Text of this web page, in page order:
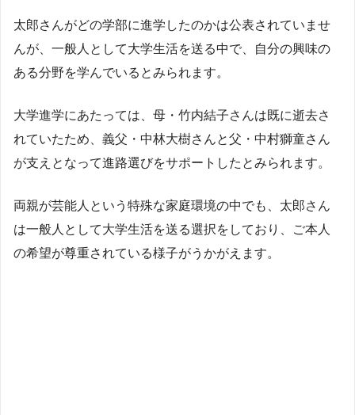
太郎さんがどの学部に進学したのかは公表されていませ
んが、一般人として大学生活を送る中で、自分の興味の
ある分野を学んでいるとみられます。
大学進学にあたっては、母・竹内結子さんは既に逝去さ
れていたため、義父・中林大樹さんと父・中村獅童さん
が支えとなって進路選びをサポートしたとみられます。
両親が芸能人という特殊な家庭環境の中でも、太郎さん
は一般人として大学生活を送る選択をしており、ご本人
の希望が尊重されている様子がうかがえます。